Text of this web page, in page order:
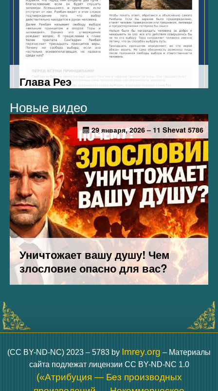
Новые видео
(CC BY-ND-NC) 2023 – 5783 by Imrey.org – Материалы
сайта подлежат лицензии CC BY-ND-NC 1.0
(«Атрибуция — Без производных